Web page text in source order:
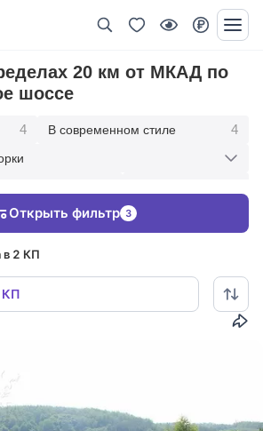
20 км от МКАД по
шоссе
4 В современном стиле 4
в 2 КП
КП
Открыть фильтр 3